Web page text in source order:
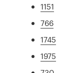
1151
766
1745
1975